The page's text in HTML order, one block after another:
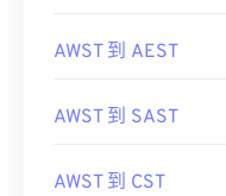
AWST 到 AEST
AWST 到 SAST
AWST 到 CST